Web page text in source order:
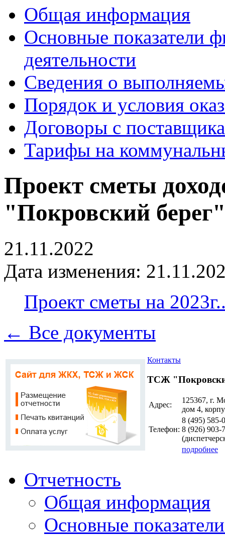
Общая информация
Основные показатели
деятельности
Сведения о
Порядок и условия
Договоры с
Тарифы на
Проект сметы
"Покровский
21.11.2022
Дата изменения:
Проект сметы на
← Все документы
Контакты
ТСЖ
Адрес:
125367, г.
дом 4,
Телефон:
8 (495) 585-
8 (926) 903-
подробнее
Отчетность
Общая информация
Основные